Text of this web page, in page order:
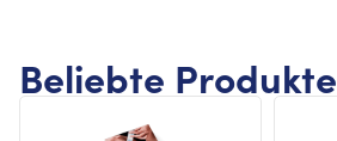
Beliebte Produkte